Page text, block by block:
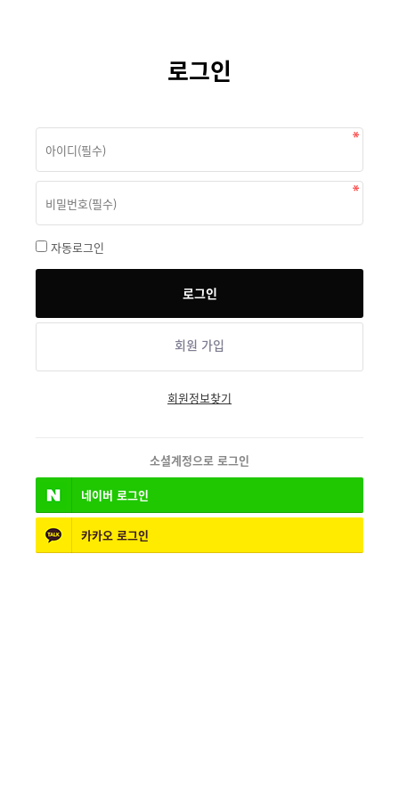
로그인
자동로그인
회원 가입
회원정보찾기
소셜계정으로 로그인
네이버 로그인
카카오 로그인